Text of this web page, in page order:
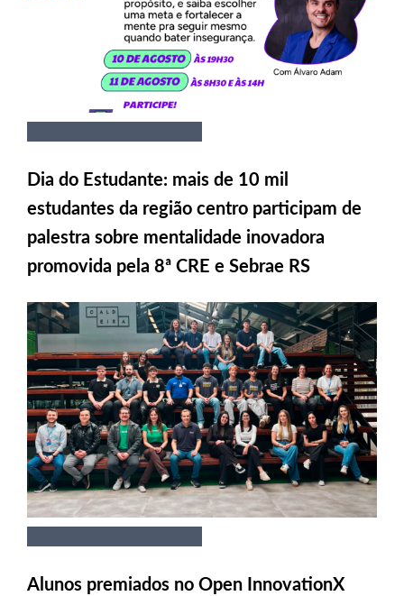
Dia do Estudante: mais de 10 mil
estudantes da região centro participam de
palestra sobre mentalidade inovadora
promovida pela 8ª CRE e Sebrae RS
Alunos premiados no Open InnovationX